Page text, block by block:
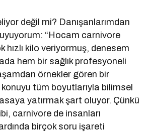
değil mi? Danışanlarımdan
“Hocam carnivore
hızlı kilo veriyormuş, denesem
hem bir sağlık profesyoneli
örnekler gören bir
tüm boyutlarıyla bilimsel
yatırmak şart oluyor. Çünkü
carnivore de insanları
birçok soru işareti